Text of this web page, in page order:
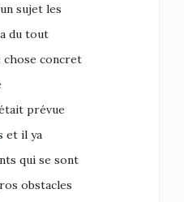
sujet les
du tout
chose concret
prévue
et il ya
qui se sont
obstacles